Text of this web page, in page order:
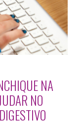
NA
NO